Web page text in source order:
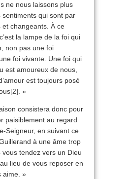
ne nous laissons plus
qui sont par
et changeants. À ce
la lampe de la foi qui
non pas une foi
foi vivante. Une foi qui
est amoureux de nous,
est toujours posé
[2] . »
consistera donc pour
paisiblement au regard
Seigneur, en suivant ce
à une âme trop
vous tendez vers un Dieu
lieu de vous reposer en
aime. »